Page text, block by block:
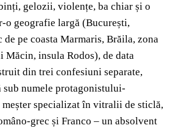
gelozii, violențe, ba chiar și o
o geografie largă (București,
de pe coasta Marmaris, Brăila, zona
insula Rodos), de data
din trei confesiuni separate,
sub numele protagonistului-
specializat în vitralii de sticlă,
grec și Franco – un absolvent